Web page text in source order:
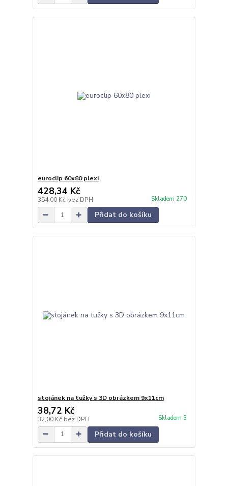
euroclip 60x80 plexi
428,34 Kč
354,00 Kč bez DPH Skladem 270
Přidat do košíku
stojánek na tužky s 3D obrázkem 9x11cm
38,72 Kč
32,00 Kč bez DPH Skladem 3
Přidat do košíku